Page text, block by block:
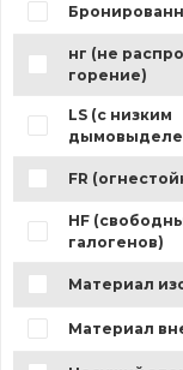
нг (не
горение)
LS (с низким
FR
HF
галогенов)
Материал
Материал